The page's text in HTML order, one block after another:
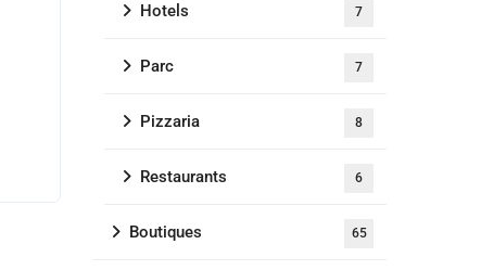
Hotels 7
Parc 7
Pizzaria 8
Restaurants 6
Boutiques 65